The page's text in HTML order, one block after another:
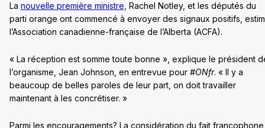
La nouvelle première ministre, Rachel Notley, et les députés du
parti orange ont commencé à envoyer des signaux positifs,
l’Association canadienne-française de l’Alberta (ACFA).
« La réception est somme toute bonne », explique le président
l’organisme, Jean Johnson, en entrevue pour #ONfr. « Il y a
beaucoup de belles paroles de leur part, on doit travailler
maintenant à les concrétiser. »
Parmi les encouragements? La considération du fait francophone